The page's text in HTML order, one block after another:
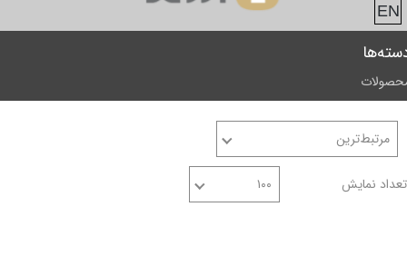
EN
مرتبط‌ترین
تعداد نمایش ۱۰۰